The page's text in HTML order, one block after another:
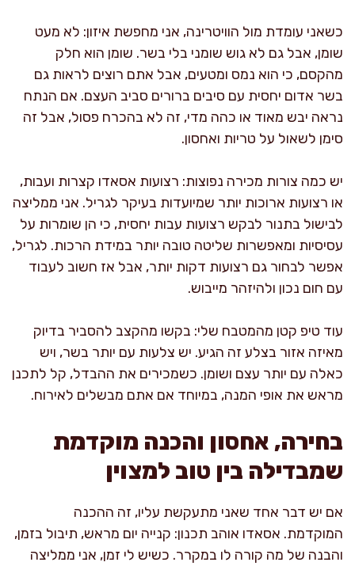
כשאני עומדת מול הוויטרינה, אני מחפשת איזון: לא מעט
שומן, אבל גם לא גוש שומני בלי בשר. שומן הוא חלק
מהקסם, כי הוא נמס ומטעים, אבל אתם רוצים לראות גם
בשר אדום יחסית עם סיבים ברורים סביב העצם. אם הנתח
נראה יבש מאוד או כהה מדי, זה לא בהכרח פסול, אבל זה
סימן לשאול על טריות ואחסון.
יש כמה צורות מכירה נפוצות: רצועות אסאדו קצרות ועבות,
או רצועות ארוכות יותר שמיועדות בעיקר לגריל. אני ממליצה
לבישול בתנור לבקש רצועות עבות יחסית, כי הן שומרות על
עסיסיות ומאפשרות שליטה טובה יותר במידת הרכות. לגריל,
אפשר לבחור גם רצועות דקות יותר, אבל אז חשוב לעבוד
עם חום נכון ולהיזהר מייבוש.
עוד טיפ קטן מהמטבח שלי: בקשו מהקצב להסביר בדיוק
מאיזה אזור בצלע זה הגיע. יש צלעות עם יותר בשר, ויש
כאלה עם יותר עצם ושומן. כשמכירים את ההבדל, קל לתכנן
מראש את אופי המנה, במיוחד אם אתם מבשלים לאירוח.
בחירה, אחסון והכנה מוקדמת
שמבדילה בין טוב למצוין
אם יש דבר אחד שאני מתעקשת עליו, זה ההכנה
המוקדמת. אסאדו אוהב תכנון: קנייה יום מראש, תיבול בזמן,
והבנה של מה קורה לו במקרר. כשיש לי זמן, אני ממליצה